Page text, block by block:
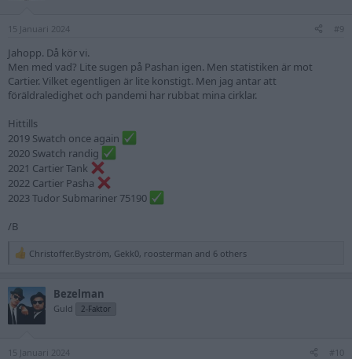
s
15 Januari 2024 #9
Jahopp. Då kör vi.
Men med vad? Lite sugen på Pashan igen. Men statistiken är mot
Cartier. Vilket egentligen är lite konstigt. Men jag antar att
föräldraledighet och pandemi har rubbat mina cirklar.
Hittills
2019 Swatch once again
2020 Swatch randig
2021 Cartier Tank
2022 Cartier Pasha
2023 Tudor Submariner 75190
/B
R
c
t
i
o
s
Christoffer.Byström, Gekk0, roosterman and 6 others
Bezelman
Guld 2-Faktor
15 Januari 2024 #10